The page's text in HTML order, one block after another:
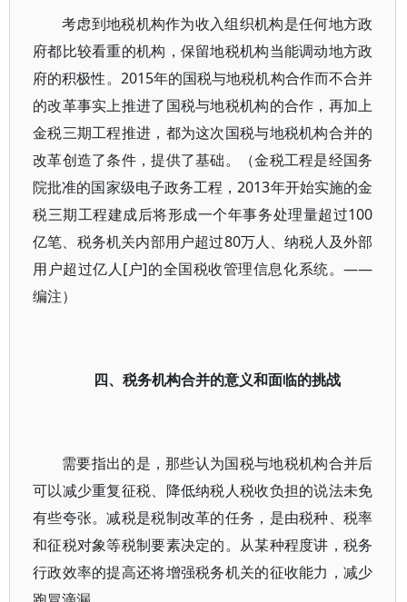
考虑到地税机构作为收入组织机构是任何地方政
府都比较看重的机构，保留地税机构当能调动地方政
府的积极性。2015年的国税与地税机构合作而不合并
的改革事实上推进了国税与地税机构的合作，再加上
金税三期工程推进，都为这次国税与地税机构合并的
改革创造了条件，提供了基础。（金税工程是经国务
院批准的国家级电子政务工程，2013年开始实施的金
税三期工程建成后将形成一个年事务处理量超过100
亿笔、税务机关内部用户超过80万人、纳税人及外部
用户超过亿人[户]的全国税收管理信息化系统。——
编注）
四、税务机构合并的意义和面临的挑战
需要指出的是，那些认为国税与地税机构合并后
可以减少重复征税、降低纳税人税收负担的说法未免
有些夸张。减税是税制改革的任务，是由税种、税率
和征税对象等税制要素决定的。从某种程度讲，税务
行政效率的提高还将增强税务机关的征收能力，减少